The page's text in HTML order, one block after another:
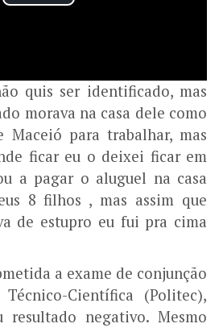
quis ser identificado, mas
morava na casa dele como
Maceió para trabalhar, mas
ficar eu o deixei ficar em
a pagar o aluguel na casa
8 filhos , mas assim que
de estupro eu fui pra cima
a exame de conjunção
Científica (Politec),
resultado negativo. Mesmo